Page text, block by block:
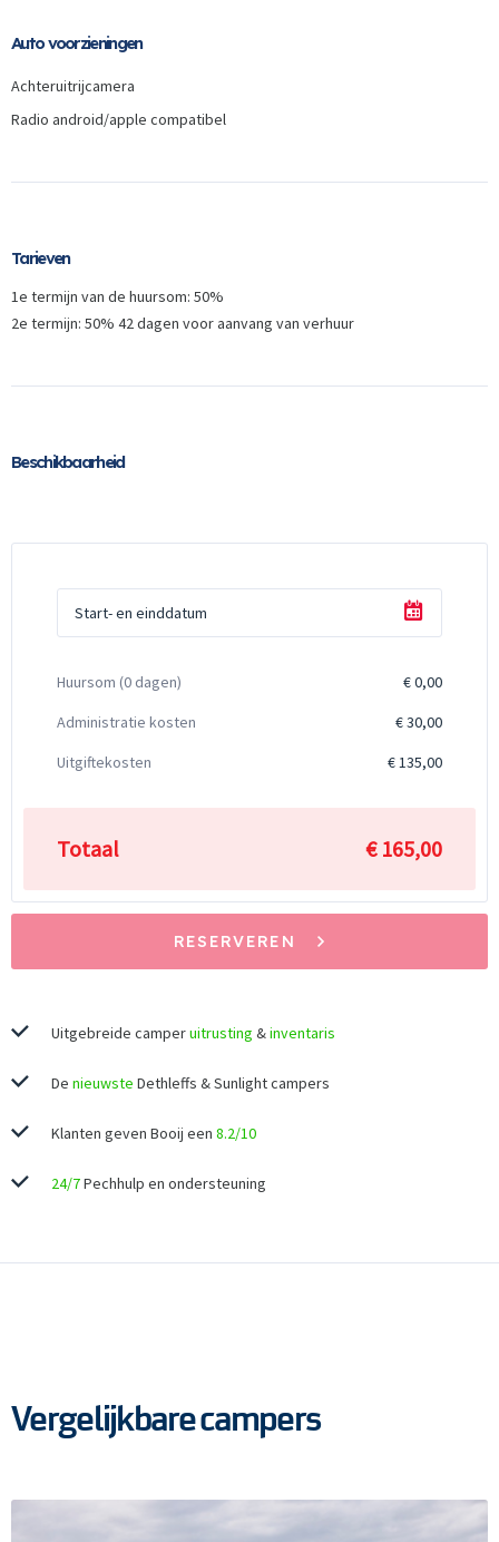
Auto voorzieningen
Achteruitrijcamera
Radio android/apple compatibel
Tarieven
1e termijn van de huursom: 50%
2e termijn: 50% 42 dagen voor aanvang van verhuur
Beschikbaarheid
Start- en einddatum
Huursom (0 dagen)
€ 0,00
Administratie kosten
€ 30,00
Uitgiftekosten
€ 135,00
Totaal € 165,00
RESERVEREN
Uitgebreide camperuitrusting &inventaris
De nieuwste Dethleffs & Sunlight campers
Klanten geven Booij een 8.2/10
24/7Pechhulp en ondersteuning
Vergelijkbare campers
Wachtwoord